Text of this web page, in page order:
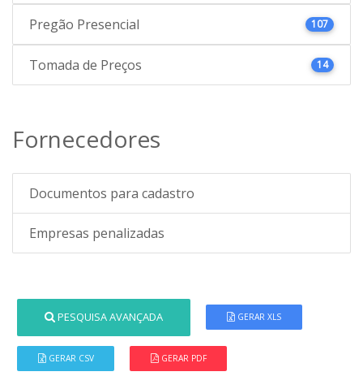
Pregão Presencial 107
Tomada de Preços 14
Fornecedores
Documentos para cadastro
Empresas penalizadas
PESQUISA AVANÇADA GERAR XLS
GERAR CSV GERAR PDF